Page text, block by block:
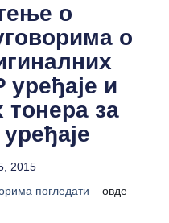
о
о
уређаје и
тонера за
2015
погледати –овде